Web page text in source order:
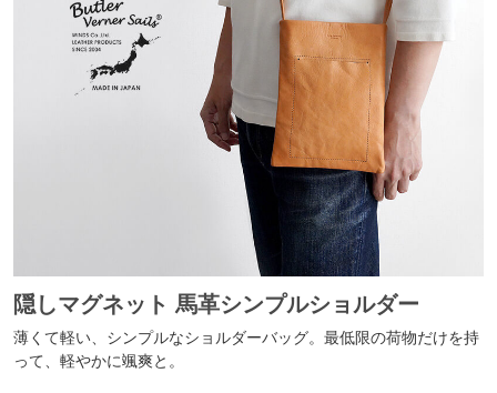
隠しマグネット 馬革シンプルショルダー
薄くて軽い、シンプルなショルダーバッグ。最低限の荷物だけを持
って、軽やかに颯爽と。